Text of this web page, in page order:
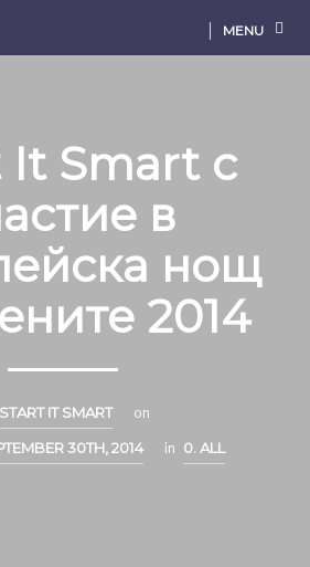
MENU
It Smart с
в
нощ
2014
START IT SMART on
30TH, 2014 in 0. ALL